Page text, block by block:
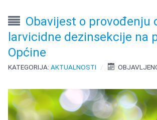
Obavijest o provođenju
larvicidne dezinsekcije na
Općine
KATEGORIJA:AKTUALNOSTI